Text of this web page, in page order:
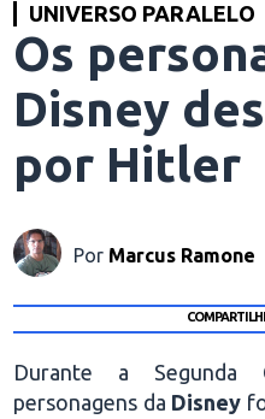
UNIVERSO PARALELO
Os
Disney
por Hitler
Por Marcus Ramone
Durante a Segunda
personagens da Disney